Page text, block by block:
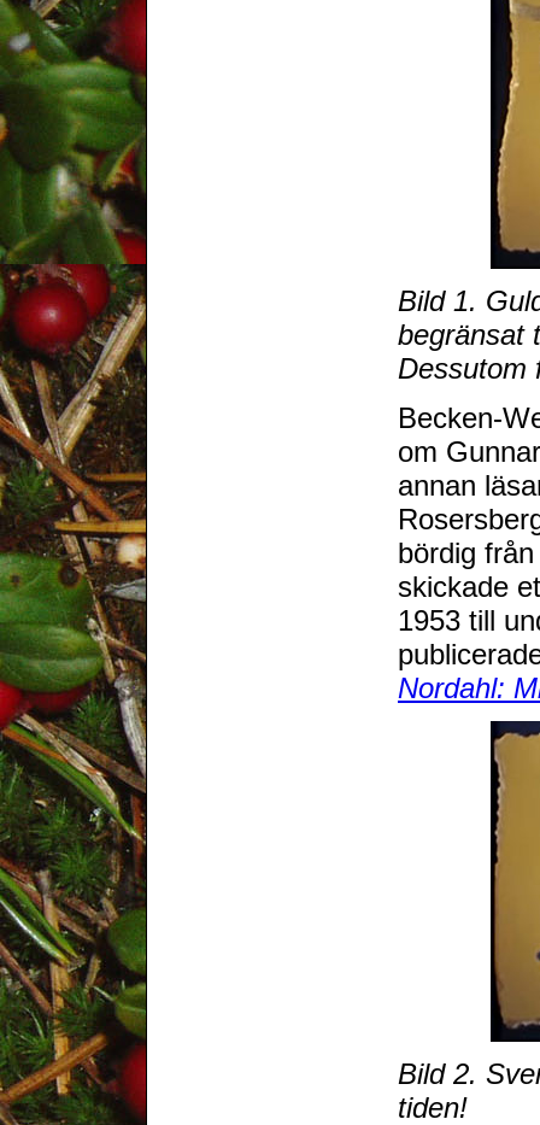
Bild 1.
begränsat
Becken-
om
annan
bördig
skickade
1953 till
Nordahl:
Bild 2.
tiden!